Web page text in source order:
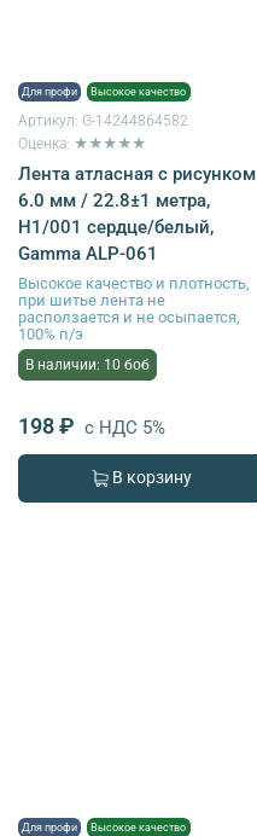
Для профи Высокое качество
Артикул: G-14244864582
Оценка: ★★★★★
Лента атласная с рисунком
6.0 мм / 22.8±1 метра,
H1/001 сердце/белый,
Gamma ALP-061
Высокое качество и плотность,
при шитье лента не
расползается и не осыпается,
100% п/э
В наличии: 10 боб
198 ₽ с НДС 5%
В корзину
Для профи Высокое качество